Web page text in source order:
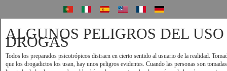
ALGUNOS PELIGROS DEL
DROGAS
Todos los preparados psicotrópicos distraen en cierto sentido al usuario de la realidad.
que los drogadictos los usan, hay unos peligros evidentes. Cuando las personas son